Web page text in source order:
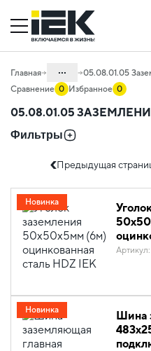
Главная ...
Каталог
05. Системы для
05.08.01 Пассивная
заземление
05.08.01.05
Сравнение 0 Избранное 0
05.08.01.05
Фильтры
Предыдущая
Артикул:
Новинка
Шина
Новинка